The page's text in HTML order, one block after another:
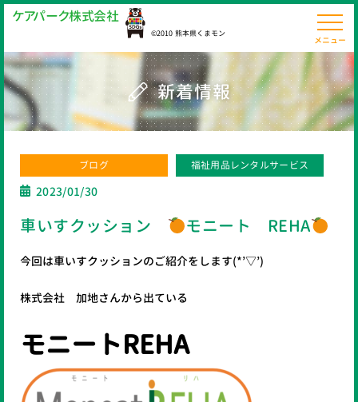
ケアパーク株式会社
©2010 熊本県くまモン
新着情報
ブログ 福祉用品レンタルサービス
2023/01/30
車いすクッション モニート REHA
今回は車いすクッションのご紹介をします(*’▽’)
株式会社 加地さんから出ている
モニートREHA
メニュー